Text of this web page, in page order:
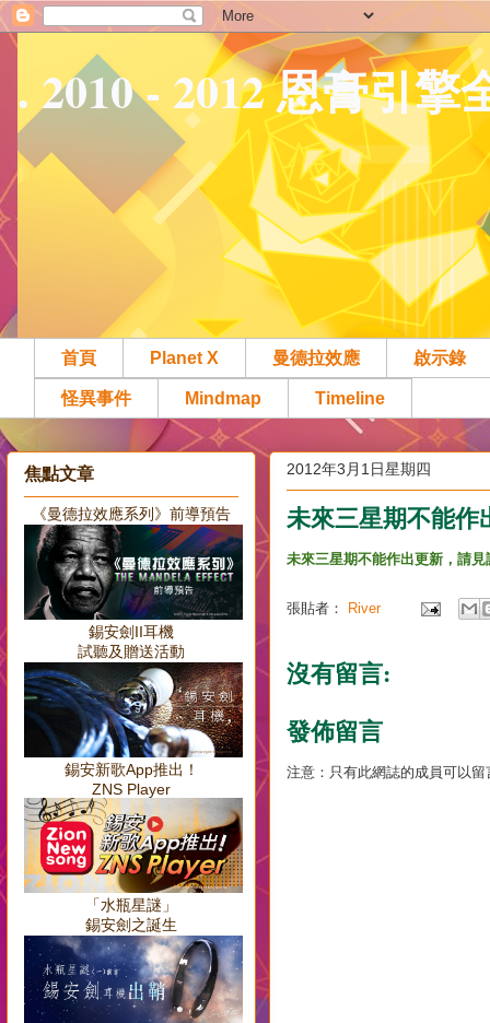
. 2010 - 2012 恩膏引擎
首頁 Planet X 曼德拉效應 啟示錄
怪異事件 Mindmap Timeline
2012年3月1日星期四
未來三星期不能作
未來三星期不能作出更新，請見
張貼者： River
沒有留言:
發佈留言
注意：只有此網誌的成員可以留
焦點文章
《曼德拉效應系列》前導預告
錫安劍II耳機
試聽及贈送活動
錫安新歌App推出！
ZNS Player
「水瓶星謎」
錫安劍之誕生